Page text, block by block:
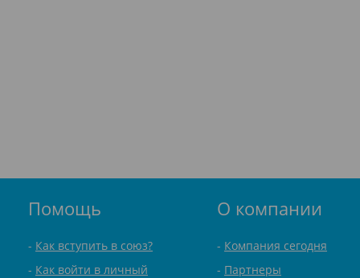
Помощь
Как вступить в союз?
Как войти в личный
О компании
Компания сегодня
Партнеры